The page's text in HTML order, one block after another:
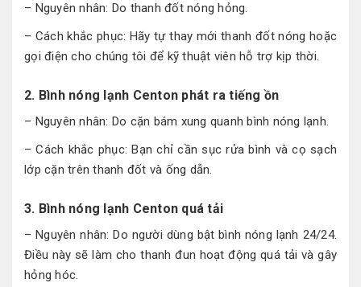
– Nguyên nhân: Do thanh đốt nóng hỏng.
– Cách khắc phục: Hãy tự thay mới thanh đốt nóng hoặc
gọi điện cho chúng tôi để kỹ thuật viên hỗ trợ kịp thời.
2. Bình nóng lạnh Centon phát ra tiếng ồn
– Nguyên nhân: Do cặn bám xung quanh bình nóng lạnh.
– Cách khắc phục: Bạn chỉ cần sục rửa bình và cọ sạch
lớp cặn trên thanh đốt và ống dẫn.
3. Bình nóng lạnh Centon quá tải
– Nguyên nhân: Do người dùng bật bình nóng lạnh 24/24.
Điều này sẽ làm cho thanh đun hoạt động quá tải và gây
hỏng hóc.